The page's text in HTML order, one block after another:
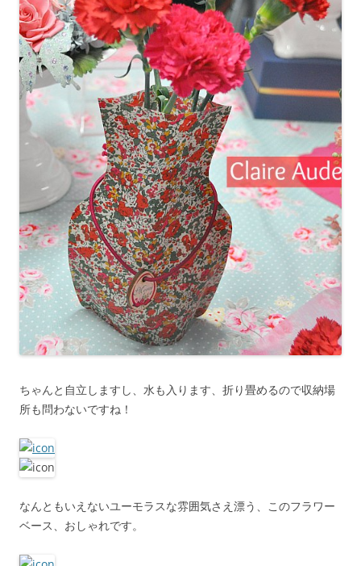
ちゃんと自立しますし、水も入ります、折り畳めるので収納場
所も問わないですね！
なんともいえないユーモラスな雰囲気さえ漂う、このフラワー
ベース、おしゃれです。